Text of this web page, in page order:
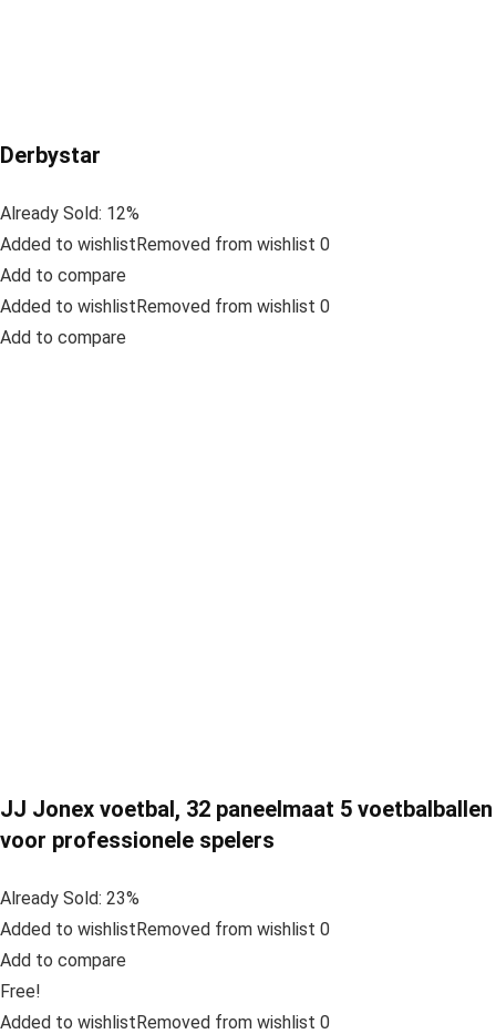
Derbystar
Already Sold: 12%
Added to wishlistRemoved from wishlist 0
Add to compare
Added to wishlistRemoved from wishlist 0
Add to compare
JJ Jonex voetbal, 32 paneelmaat 5 voetbalballen
voor professionele spelers
Already Sold: 23%
Added to wishlistRemoved from wishlist 0
Add to compare
Free!
Added to wishlistRemoved from wishlist 0